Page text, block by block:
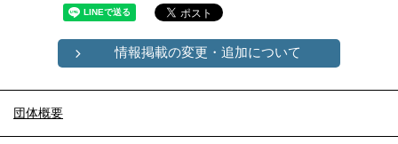
情報掲載の変更・追加について
団体概要